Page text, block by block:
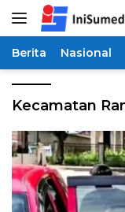
Langsung
Berita Nasional
Kecamatan